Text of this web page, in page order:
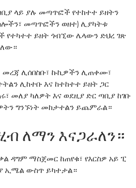
ላይ ያሉ መጣጥፎች የተከተተ ይዘትን
መጣጥፎችን ወዘተ) ሊያካትቱ
የተካተተ ይዘት ጎብኚው ሌላውን ድህረ ገጽ
መረጃ ሊሰበስቡ፣ ኩኪዎችን ሊጠቀሙ፣
ሊከተቡ እና ከተከተተ ይዘት ጋር
መለያ ካለዎት እና ወደዚያ ድር ጣቢያ ከገቡ
ግንኙነት መከታተልን ይጨምራል።
ለማን እናጋራለን።
ዳግም ማስጀመር ከጠየቁ፣ የእርስዎ አይ ፒ
ኢሜል ውስጥ ይካተታል።